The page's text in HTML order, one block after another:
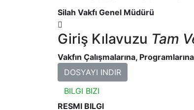
Silah Vakfı Genel Müdürü
Giriş Kılavuzu Tam
Vakfın Çalışmalarına,
DOSYAYI INDIR
BILGI BIZI
RESMI BILGI